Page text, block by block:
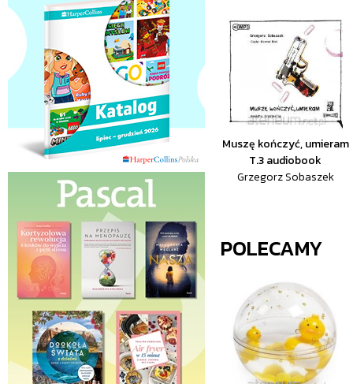
Muszę kończyć, umieram
T.3 audiobook
Grzegorz Sobaszek
POLECAMY